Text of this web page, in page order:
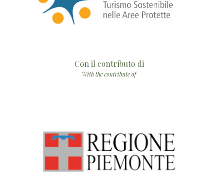
Con il contributo di
With the contribute of